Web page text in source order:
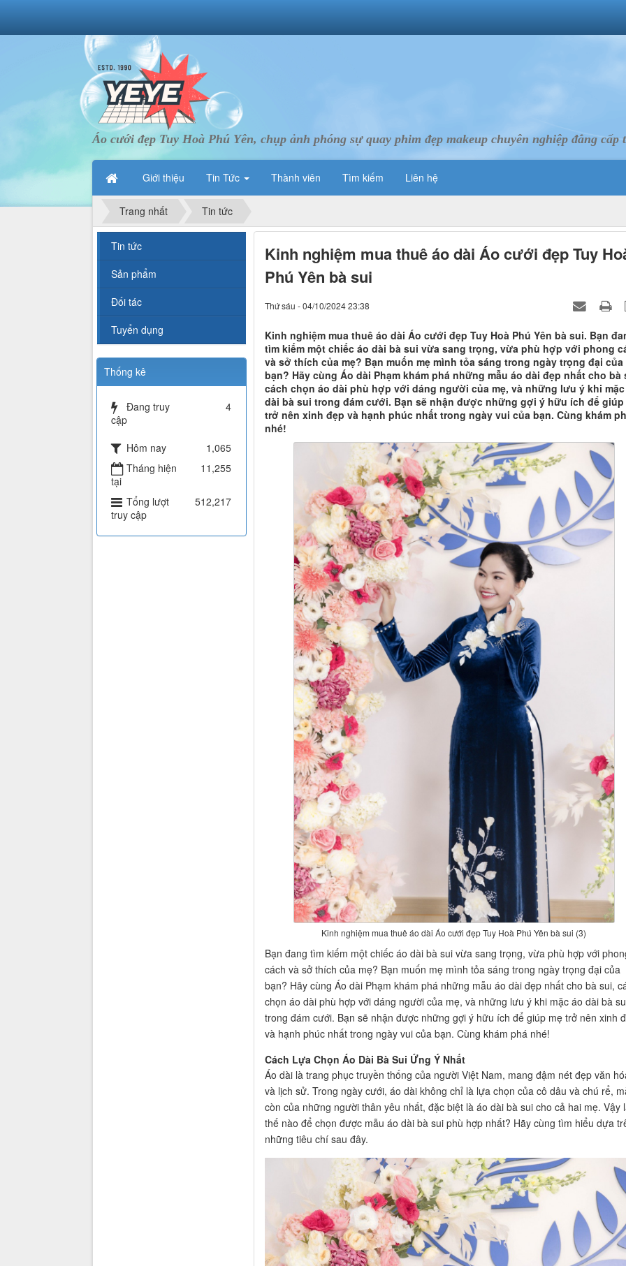
Áo cưới đẹp Tuy Hoà Phú Yên, chụp ảnh phóng sự quay phim đẹp makeup chuyên nghiệp đẳng cấp
Giới thiệu Tin Tức Thành viên Tìm kiếm Liên hệ
Trang nhất Tin tức
Kinh nghiệm mua thuê áo dài Áo cưới đẹp Tuy
Phú Yên bà sui
Thứ sáu - 04/10/2024 23:38
Kinh nghiệm mua thuê áo dài Áo cưới đẹp Tuy Hoà Phú Yên bà sui. Bạn
tìm kiếm một chiếc áo dài bà sui vừa sang trọng, vừa phù hợp với phong
và sở thích của mẹ? Bạn muốn mẹ mình tỏa sáng trong ngày trọng đại của
bạn? Hãy cùng Áo dài Phạm khám phá những mẫu áo dài đẹp nhất cho bà
cách chọn áo dài phù hợp với dáng người của mẹ, và những lưu ý khi
dài bà sui trong đám cưới. Bạn sẽ nhận được những gợi ý hữu ích để giúp
trở nên xinh đẹp và hạnh phúc nhất trong ngày vui của bạn. Cùng khám
nhé!
Kinh nghiệm mua thuê áo dài Áo cưới đẹp Tuy Hoà Phú Yên bà sui (3)
Bạn đang tìm kiếm một chiếc áo dài bà sui vừa sang trọng, vừa phù hợp với
cách và sở thích của mẹ? Bạn muốn mẹ mình tỏa sáng trong ngày trọng đại của
bạn? Hãy cùng Áo dài Phạm khám phá những mẫu áo dài đẹp nhất cho bà sui,
chọn áo dài phù hợp với dáng người của mẹ, và những lưu ý khi mặc áo dài bà
trong đám cưới. Bạn sẽ nhận được những gợi ý hữu ích để giúp mẹ trở nên xinh
và hạnh phúc nhất trong ngày vui của bạn. Cùng khám phá nhé!
Cách Lựa Chọn Áo Dài Bà Sui Ứng Ý Nhất
Áo dài là trang phục truyền thống của người Việt Nam, mang đậm nét đẹp văn
và lịch sử. Trong ngày cưới, áo dài không chỉ là lựa chọn của cô dâu và chú rể,
còn của những người thân yêu nhất, đặc biệt là áo dài bà sui cho cả hai mẹ. Vậy
thế nào để chọn được mẫu áo dài bà sui phù hợp nhất? Hãy cùng tìm hiểu dựa
những tiêu chí sau đây.
Tin tức
Sản phẩm
Đối tác
Tuyển dụng
Thống kê
Đang truy
cập
4
Hôm nay
1,065
Tháng hiện
tại
11,255
Tổng lượt
truy cập
512,217